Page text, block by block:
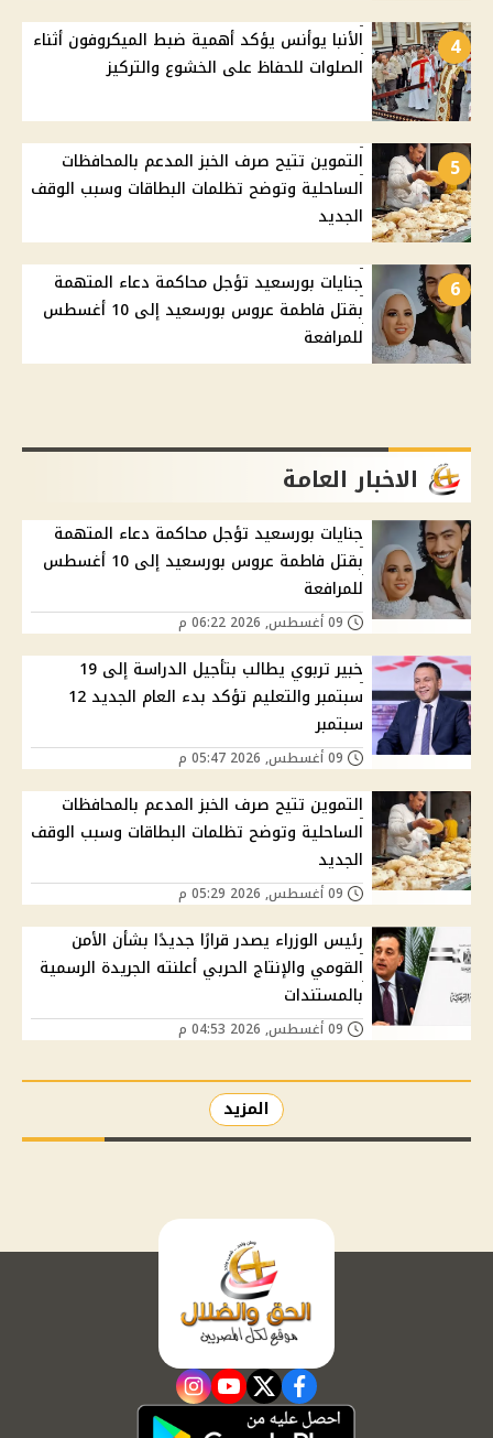
4
الأنبا يوأنس يؤكد أهمية ضبط الميكروفون أثناء
الصلوات للحفاظ على الخشوع والتركيز
5
التموين تتيح صرف الخبز المدعم بالمحافظات
الساحلية وتوضح تظلمات البطاقات وسبب الوقف
الجديد
6
جنايات بورسعيد تؤجل محاكمة دعاء المتهمة
بقتل فاطمة عروس بورسعيد إلى 10 أغسطس
للمرافعة
الاخبار العامة
جنايات بورسعيد تؤجل محاكمة دعاء المتهمة
بقتل فاطمة عروس بورسعيد إلى 10 أغسطس
للمرافعة
خبير تربوي يطالب بتأجيل الدراسة إلى 19
سبتمبر والتعليم تؤكد بدء العام الجديد 12
سبتمبر
التموين تتيح صرف الخبز المدعم بالمحافظات
الساحلية وتوضح تظلمات البطاقات وسبب الوقف
الجديد
رئيس الوزراء يصدر قرارًا جديدًا بشأن الأمن
القومي والإنتاج الحربي أعلنته الجريدة الرسمية
بالمستندات
المزيد
facebook
twitter
youtube
instagram